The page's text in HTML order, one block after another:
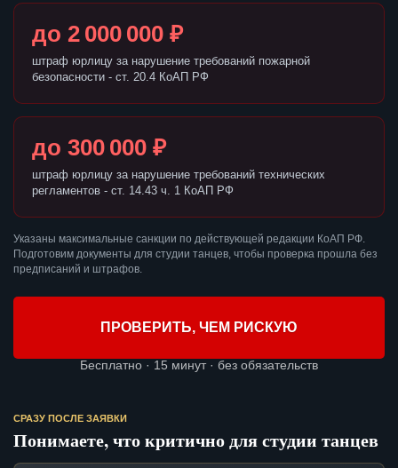
до 2 000 000 ₽
штраф юрлицу за нарушение требований пожарной
безопасности - ст. 20.4 КоАП РФ
до 300 000 ₽
штраф юрлицу за нарушение требований технических
регламентов - ст. 14.43 ч. 1 КоАП РФ
Указаны максимальные санкции по действующей редакции КоАП РФ.
Подготовим документы для студии танцев, чтобы проверка прошла без
предписаний и штрафов.
ПРОВЕРИТЬ, ЧЕМ РИСКУЮ
Бесплатно · 15 минут · без обязательств
СРАЗУ ПОСЛЕ ЗАЯВКИ
Понимаете, что критично для студии танцев